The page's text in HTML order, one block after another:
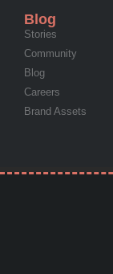
Blog
Stories
Community
Blog
Careers
Brand Assets